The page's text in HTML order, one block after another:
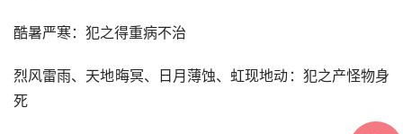
酷暑严寒：犯之得重病不治
烈风雷雨、天地晦冥、日月薄蚀、虹现地动：犯之产怪物身
死